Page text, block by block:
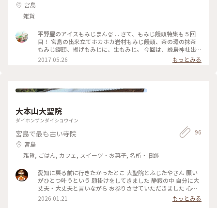
宮島
雑貨
平野屋のアイスもみじまん🍨 . . さて、もみじ饅頭特集も５回
目！ 宮島の出来立てホカホカ岩村もみじ饅頭、茶の環の抹茶
もみじ饅頭、揚げもみじに、生もみじ。 今回は、厳島神社出
口からほど近い、平野屋のアイスもみじまん。 バニラと抹茶
があり、あんこも挟まっています。もみじ饅頭の形をしたモナ
2017.05.26 もっとみる
大本山大聖院
ダイホンザンダイショウイン
宮島で最も古い寺院
宮島
雑貨, ごはん, カフェ, スイーツ・お菓子, 名所・旧跡
96
愛知に戻る前に行きたかったとこ 大聖院とふじたやさん 願い
がひとつ叶うという 願掛けをしてきました 静寂の中 自分に大
丈夫・大丈夫と言いながら お参りさせていただきました 心の
一週間 ちゃんととどめておきましょ #大聖院 #宮島 #神社仏閣
2026.01.21
もっとみる